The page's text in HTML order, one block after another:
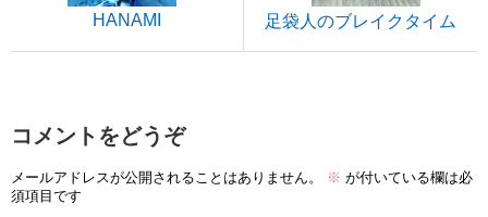
HANAMI 足袋人のブレイクタイム
コメントをどうぞ
メールアドレスが公開されることはありません。 ※ が付いている欄は必
須項目です